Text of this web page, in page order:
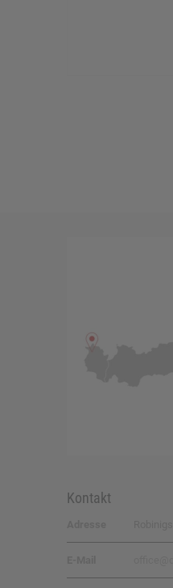
Kontakt